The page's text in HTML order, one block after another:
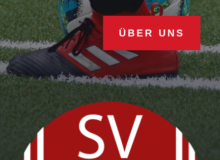
ÜBER UNS